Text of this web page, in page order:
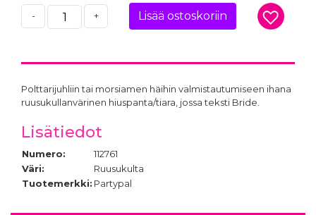
- + Lisää ostoskoriin
Polttarijuhliin tai morsiamen häihin valmistautumiseen ihana
ruusukullanvärinen hiuspanta/tiara, jossa teksti Bride.
Lisätiedot
Numero:
112761
Väri:
Ruusukulta
Tuotemerkki: Partypal